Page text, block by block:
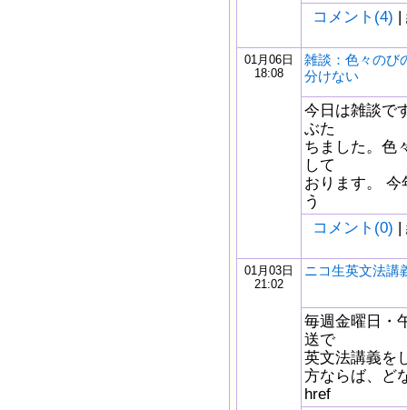
コメント(4) |
01月06日
18:08
雑談：色々のび
分けない
今日は雑談で
ぶた
ちました。色
して
おります。
う
コメント(0) |
01月03日
21:02
ニコ生英文法講
毎週金曜日・
送で
英文法講義を
方ならば、ど
href